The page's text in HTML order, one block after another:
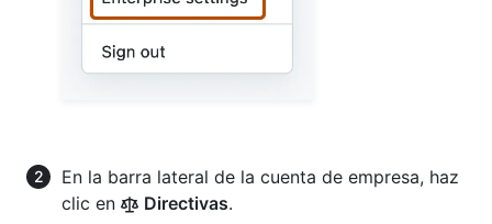
En la barra lateral de la cuenta de empresa, haz
clic en
Directivas.